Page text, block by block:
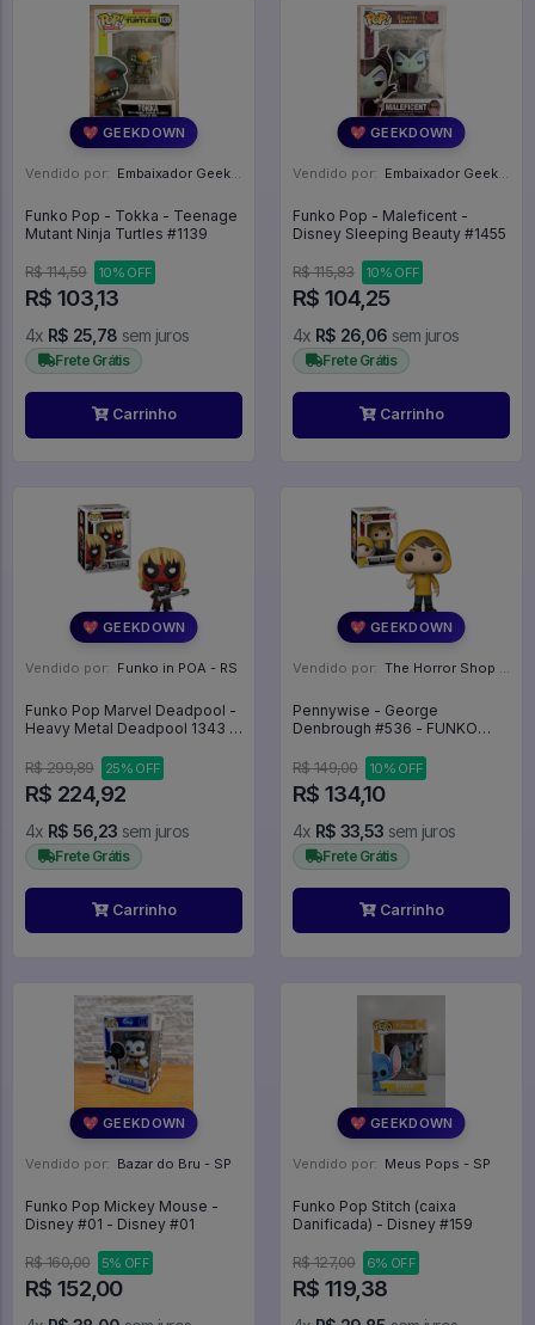
💖 GEEKDOWN
Vendido por: Embaixador Geek - SP
Funko Pop - Tokka - Teenage
Mutant Ninja Turtles #1139
R$ 114,59 10% OFF
R$ 103,13
4x R$ 25,78 sem juros
Frete Grátis
Carrinho
💖 GEEKDOWN
Vendido por: Embaixador Geek - SP
Funko Pop - Maleficent -
Disney Sleeping Beauty #1455
R$ 115,83 10% OFF
R$ 104,25
4x R$ 26,06 sem juros
Frete Grátis
Carrinho
💖 GEEKDOWN
Vendido por: Funko in POA - RS
Funko Pop Marvel Deadpool -
Heavy Metal Deadpool 1343 -
R$ 299,89
25% OFF
R$ 224,92
4x R$ 56,23 sem juros
Frete Grátis
Carrinho
💖 GEEKDOWN
Vendido por: The Horror Shop - Colecionáveis - MG
Pennywise - George
Denbrough #536 - FUNKO
R$ 149,00
10% OFF
R$ 134,10
4x R$ 33,53 sem juros
Frete Grátis
Carrinho
💖 GEEKDOWN
Vendido por: Bazar do Bru - SP
Funko Pop Mickey Mouse -
Disney #01 - Disney #01
R$ 160,00 5% OFF
R$ 152,00
💖 GEEKDOWN
Vendido por: Meus Pops - SP
Funko Pop Stitch (caixa
Danificada) - Disney #159
R$ 127,00 6% OFF
R$ 119,38